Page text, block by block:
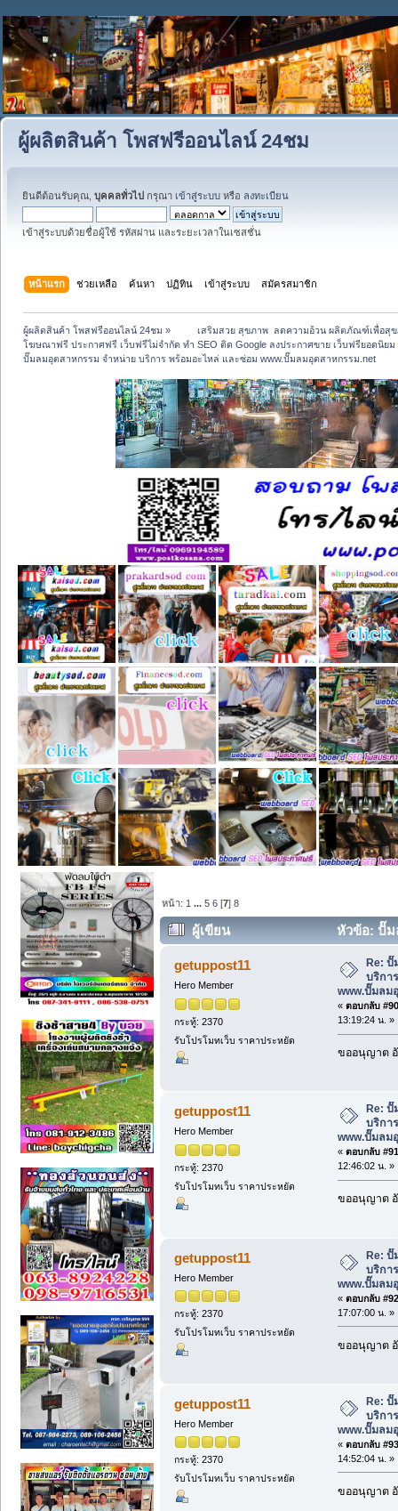
ผู้ผลิตสินค้า โพสฟรีออนไลน์ 24ชม
ยินดีต้อนรับคุณ, บุคคลทั่วไป กรุณา เข้าสู่ระบบ หรือ ลงทะเบียน
เข้าสู่ระบบด้วยชื่อผู้ใช้ รหัสผ่าน และระยะเวลาในเซสชั่น
หน้าแรก ช่วยเหลือ ค้นหา ปฏิทิน เข้าสู่ระบบ สมัครสมาชิก
ผู้ผลิตสินค้า โพสฟรีออนไลน์ 24ชม »
เสริมสวย สุขภาพ  ลดความอ้วน ผลิตภัณฑ์เพื่อสุ
โฆษณาฟรี ประกาศฟรี เว็บฟรีไม่จำกัด ทำ SEO ติด Google ลงประกาศขาย เว็บฟรียอดนิ
ปั๊มลมอุตสาหกรรม จำหน่าย บริการ พร้อมอะไหล่ และซ่อม www.ปั๊มลมอุตสาหกรรม.net
หน้า: 1 ...5 6 [7]8
ผู้เขียน
หัวข้อ: ปั๊ม
www.ปั๊มลมอุตสาหกรรม.net (อ่าน
getuppost11
Hero Member
กระทู้: 2370
รับโปรโมทเว็บ ราคาประหยัด
Re:
บริกา
www.ปั๊มลม
« ตอบกลับ
13:19:24 น. »
ขออนุญาต
getuppost11
Hero Member
กระทู้: 2370
รับโปรโมทเว็บ ราคาประหยัด
Re:
บริกา
www.ปั๊มลม
« ตอบกลับ
12:46:02 น. »
ขออนุญาต
getuppost11
Hero Member
กระทู้: 2370
รับโปรโมทเว็บ ราคาประหยัด
Re: ปั๊
บริกา
www.ปั๊มลม
« ตอบกลับ
17:07:00 น. »
ขออนุญาต
getuppost11
Hero Member
กระทู้: 2370
รับโปรโมทเว็บ ราคาประหยัด
Re: ปั๊
บริกา
www.ปั๊มลม
« ตอบกลับ
14:52:04 น. »
ขออนุญาต